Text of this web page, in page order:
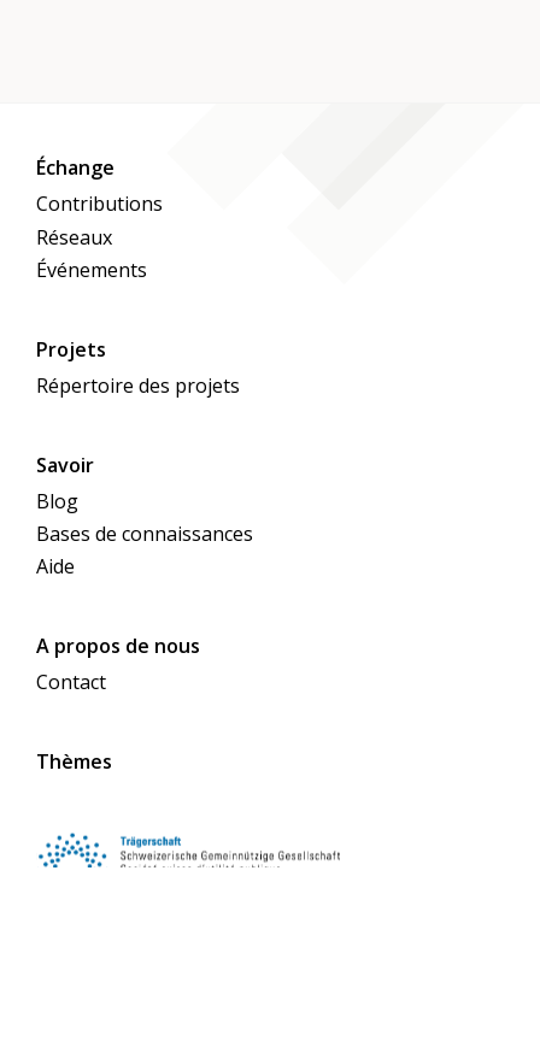
à la journée de l'entraide entre voisins Nous
avons rassemblé trois propositions pour que
tu puisses participer à la Journée d'entraide
entre voisins. Lisez ici pour en savoir plus.
Échange
Contributions
Réseaux
Événements
Projets
Répertoire des projets
Savoir
Blog
Bases de connaissances
Aide
A propos de nous
Contact
Thèmes